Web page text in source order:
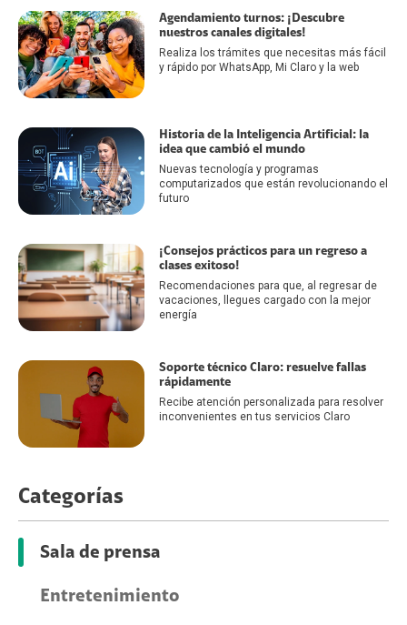
Agendamiento turnos: ¡Descubre
nuestros canales digitales!
Realiza los trámites que necesitas más fácil
y rápido por WhatsApp, Mi Claro y la web
Historia de la Inteligencia Artificial: la
idea que cambió el mundo
Nuevas tecnología y programas
computarizados que están revolucionando el
futuro
¡Consejos prácticos para un regreso a
clases exitoso!
Recomendaciones para que, al regresar de
vacaciones, llegues cargado con la mejor
energía
Soporte técnico Claro: resuelve fallas
rápidamente
Recibe atención personalizada para resolver
inconvenientes en tus servicios Claro
Categorías
Sala de prensa
Entretenimiento